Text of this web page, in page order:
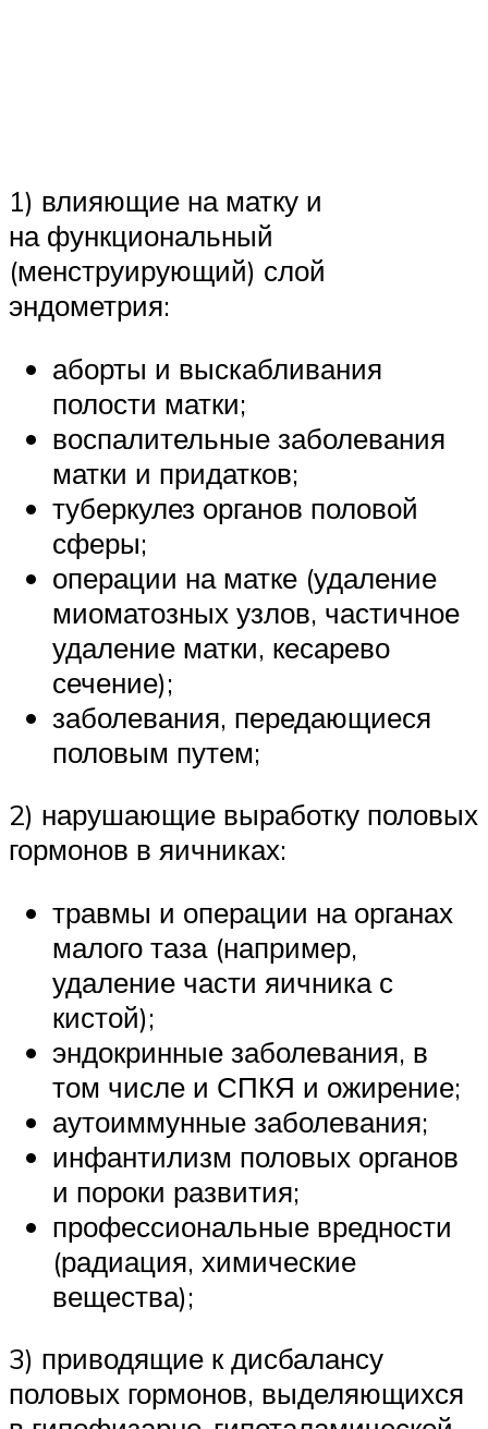
1) влияющие на матку и
на функциональный
(менструирующий) слой
эндометрия:
аборты и выскабливания
полости матки;
воспалительные заболевания
матки и придатков;
туберкулез органов половой
сферы;
операции на матке (удаление
миоматозных узлов, частичное
удаление матки, кесарево
сечение);
заболевания, передающиеся
половым путем;
2) нарушающие выработку половых
гормонов в яичниках:
травмы и операции на органах
малого таза (например,
удаление части яичника с
кистой);
эндокринные заболевания, в
том числе и СПКЯ и ожирение;
аутоиммунные заболевания;
инфантилизм половых органов
и пороки развития;
профессиональные вредности
(радиация, химические
вещества);
3) приводящие к дисбалансу
половых гормонов, выделяющихся